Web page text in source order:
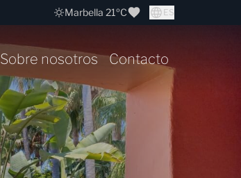
Marbella 21ºC ES
Sobre nosotros Contacto